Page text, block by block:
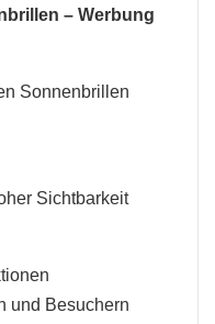
– Werbung
Sonnenbrillen
Sichtbarkeit
und Besuchern